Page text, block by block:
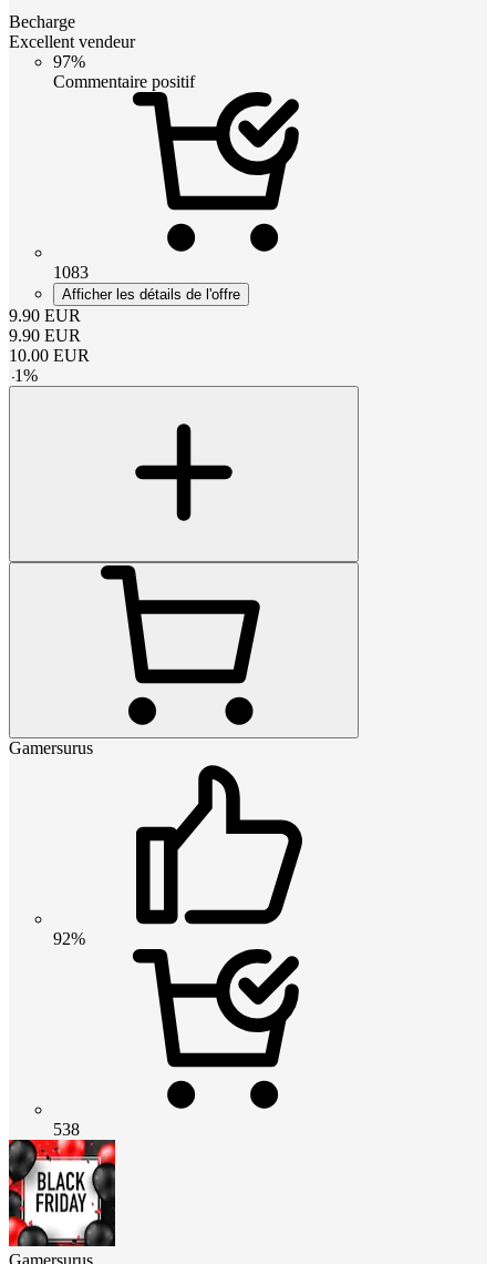
Becharge
Excellent vendeur
97%
Commentaire positif
1083
Afficher les détails de l'offre
9.90 EUR
9.90 EUR
10.00 EUR
-1%
Gamersurus
92%
538
Gamersurus